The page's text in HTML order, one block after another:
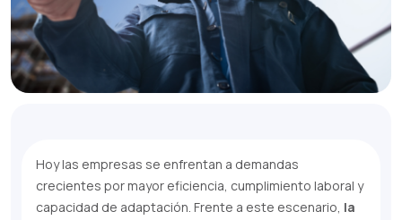
Hoy las empresas se enfrentan a demandas
crecientes por mayor eficiencia, cumplimiento laboral y
capacidad de adaptación. Frente a este escenario, la